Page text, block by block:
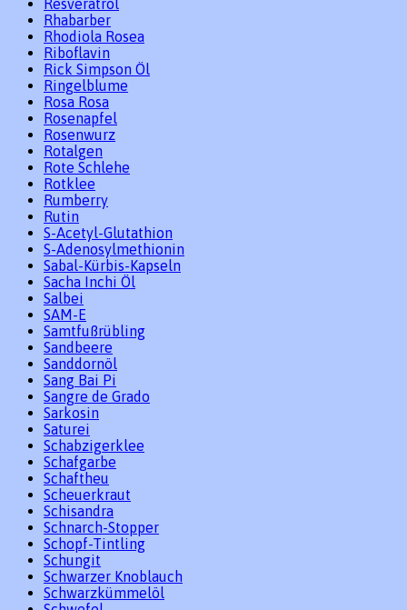
Resveratrol
Rhabarber
Rhodiola Rosea
Riboflavin
Rick Simpson Öl
Ringelblume
Rosa Rosa
Rosenapfel
Rosenwurz
Rotalgen
Rote Schlehe
Rotklee
Rumberry
Rutin
S-Acetyl-Glutathion
S-Adenosylmethionin
Sabal-Kürbis-Kapseln
Sacha Inchi Öl
Salbei
SAM-E
Samtfußrübling
Sandbeere
Sanddornöl
Sang Bai Pi
Sangre de Grado
Sarkosin
Saturei
Schabzigerklee
Schafgarbe
Schaftheu
Scheuerkraut
Schisandra
Schnarch-Stopper
Schopf-Tintling
Schungit
Schwarzer Knoblauch
Schwarzkümmelöl